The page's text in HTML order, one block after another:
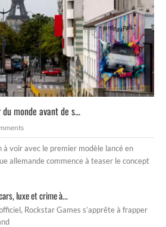
monde avant de s...
à voir avec le premier modèle lancé en
allemande commence à teaser le concept
luxe et crime à...
Rockstar Games s’apprête à frapper